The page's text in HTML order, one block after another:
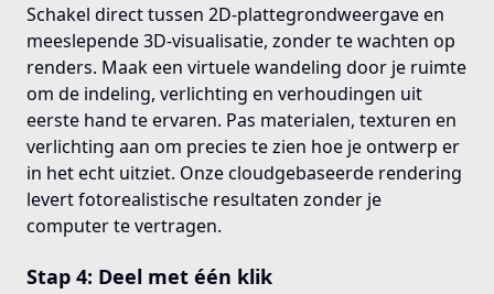
Schakel direct tussen 2D-plattegrondweergave en
meeslepende 3D-visualisatie, zonder te wachten op
renders. Maak een virtuele wandeling door je ruimte
om de indeling, verlichting en verhoudingen uit
eerste hand te ervaren. Pas materialen, texturen en
verlichting aan om precies te zien hoe je ontwerp er
in het echt uitziet. Onze cloudgebaseerde rendering
levert fotorealistische resultaten zonder je
computer te vertragen.
Stap 4: Deel met één klik